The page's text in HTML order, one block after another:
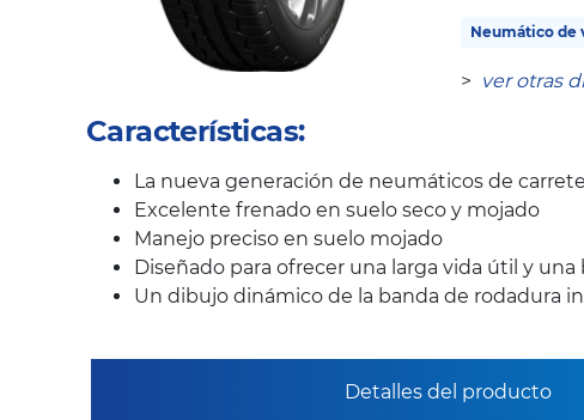
Neumático de
> ver otras
Características:
La nueva generación de neumáticos de
Excelente frenado en suelo seco y mojado
Manejo preciso en suelo mojado
Diseñado para ofrecer una larga vida útil y
Un dibujo dinámico de la banda de rodadura
Detalles del producto